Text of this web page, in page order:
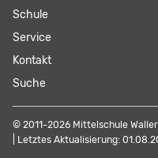
Navigation
überspringen
Schule
Service
Kontakt
Suche
© 2011-2026 Mittelschule
| Letztes Aktualisierung: